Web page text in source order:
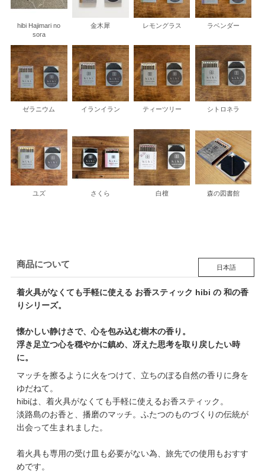
hibi Hajimari no
sora
金木犀 レモングラス ラベンダー
ゼラニウム イランイラン ティーツリー シトロネラ
ユズ さくら 白檀 森の図書館
商品について 日本語
着火具がなくても手軽に使える お香スティック hibi の 和の香
りシリーズ。
懐かしい静けさで、心を包み込む樹木の香り。
浮き足立つ心を穏やかに鎮め、冴えた思考を取り戻したい時
に。
マッチを擦るように火をつけて、立ちのぼる自然の香りに身を
ゆだねて。
hibiは、着火具がなくても手軽に使えるお香スティック。
淡路島のお香と、播磨のマッチ。ふたつのものづくりの伝統が
出会って生まれました。
着火具も専用の受け皿も必要がない為、旅先での使用もおすす
めです。